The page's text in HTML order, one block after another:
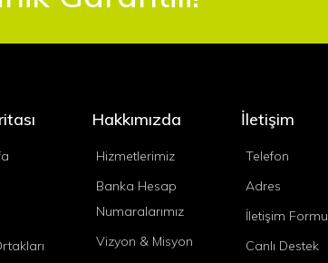
Hakkımızda
Hizmetlerimiz
Banka Hesap
Numaralarımız
Vizyon & Misyon
İletişim
Telefon
Adres
İletişim Formu
Canlı Destek